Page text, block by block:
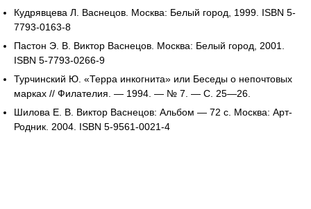
Кудрявцева Л. Васнецов. Москва: Белый город, 1999. ISBN 5-
7793-0163-8
Пастон Э. В. Виктор Васнецов. Москва: Белый город, 2001.
ISBN 5-7793-0266-9
Турчинский Ю. «Терра инкогнита» или Беседы о непочтовых
марках // Филателия. — 1994. — № 7. — С. 25—26.
Шилова Е. В. Виктор Васнецов: Альбом — 72 с. Москва: Арт-
Родник. 2004. ISBN 5-9561-0021-4